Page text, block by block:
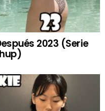
2023 (Serie